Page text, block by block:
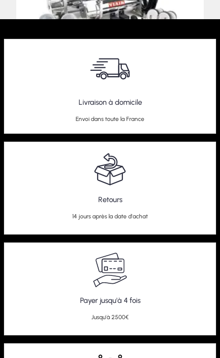
Livraison à domicile
Envoi dans toute la France
Retours
14 jours après la date d'achat
Payer jusqu'à 4 fois
Jusqu'à 2500€